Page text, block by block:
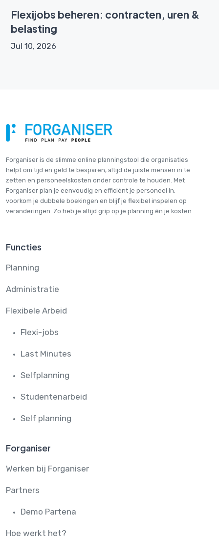
Flexijobs beheren: contracten, uren &
belasting
Jul 10, 2026
Forganiser is de slimme online plannings­tool die organisaties
helpt om tijd en geld te besparen, altijd de juiste mensen in te
zetten en personeelskosten onder controle te houden. Met
Forganiser plan je eenvoudig en efficiënt je personeel in,
voorkom je dubbele boekingen en blijf je flexibel inspelen op
veranderingen. Zo heb je altijd grip op je planning én je kosten.
Functies
Planning
Administratie
Flexibele Arbeid
Flexi-jobs
Last Minutes
Selfplanning
Studentenarbeid
Self planning
Forganiser
Werken bij Forganiser
Partners
Demo Partena
Hoe werkt het?